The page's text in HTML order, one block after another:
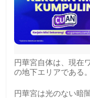
円華宮自体は、現在
の地下エリアである
円華宮は光のない暗